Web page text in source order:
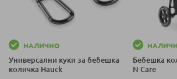
НАЛИЧНО
Универсални куки за бебешка
количка Hauck
Бебешка
N Care